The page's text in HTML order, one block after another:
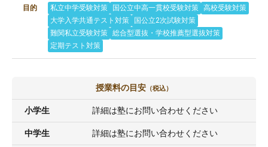
目的 私立中学受験対策 国公立中高一貫校受験対策 高校受験対策
大学入学共通テスト対策
国公立2次試験対策
難関私立受験対策 総合型選抜・学校推薦型選抜対策
定期テスト対策
授業料の目安 （税込）
小学生 詳細は塾にお問い合わせください
中学生 詳細は塾にお問い合わせください